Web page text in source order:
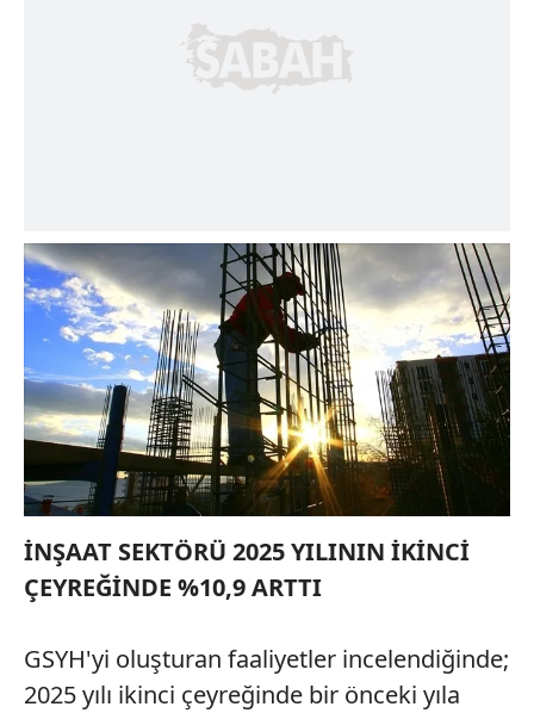
İNŞAAT SEKTÖRÜ 2025 YILININ İKİNCİ
ÇEYREĞİNDE %10,9 ARTTI
GSYH'yi oluşturan faaliyetler incelendiğinde;
2025 yılı ikinci çeyreğinde bir önceki yıla